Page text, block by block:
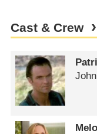
Cast & Crew